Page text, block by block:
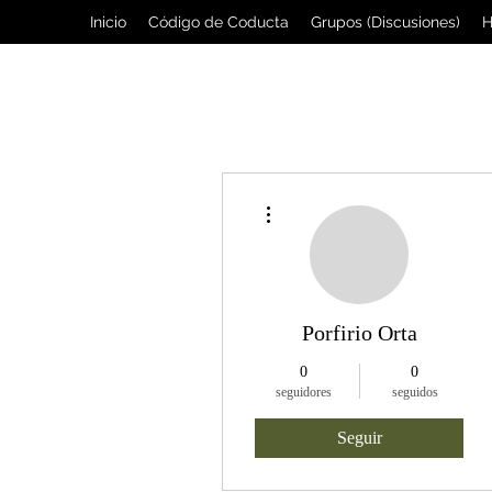
Inicio Código de Coducta Grupos (Discusiones)
Porfirio Orta
0
seguidores
0
seguidos
Seguir